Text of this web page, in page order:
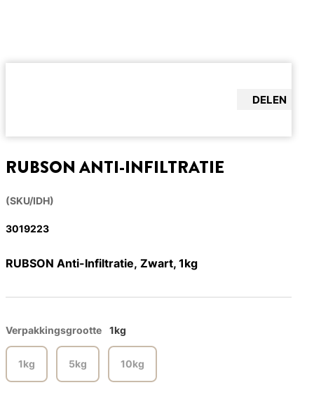
DELEN
RUBSON ANTI-INFILTRATIE
(SKU/IDH)
3019223
RUBSON Anti-Infiltratie, Zwart, 1kg
Verpakkingsgrootte 1kg
1kg 5kg 10kg